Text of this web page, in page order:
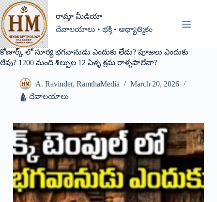
రామ్తా మీడియా
దేవాలయాలు • భక్తి • ఆధ్యాత్మికం
కోణార్క్ లో సూర్య భగవానుడు ఎందుకు లేడు? పూజలు ఎందుకు
లేవు? 1200 మంది శిల్పుల 12 ఏళ్ళ శ్రమ రాళ్ళపాలేనా?
A. Ravinder, RamthaMedia
March 20, 2026
🛕 దేవాలయాలు